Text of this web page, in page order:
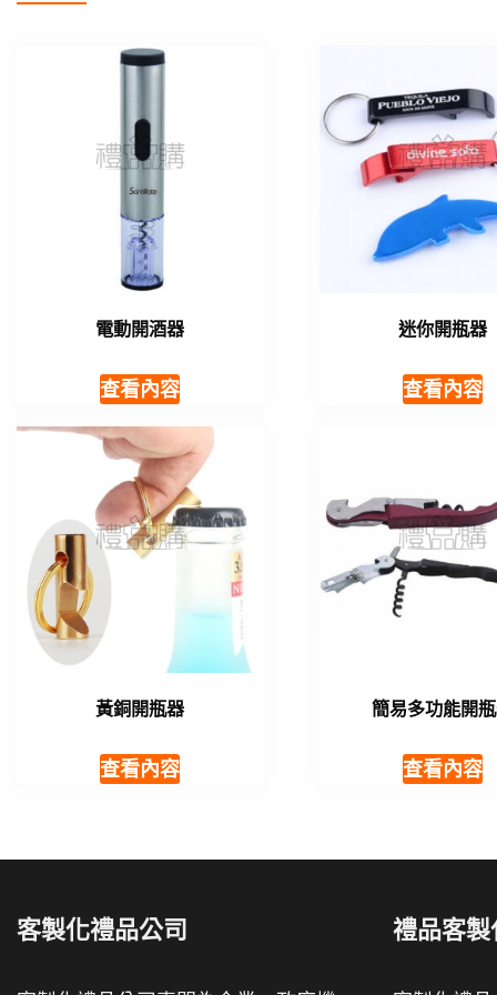
電動開酒器
查看內容
迷你開瓶器
查看內容
黃銅開瓶器
查看內容
簡易多功能開
查看內容
客製化禮品公司 禮品客製